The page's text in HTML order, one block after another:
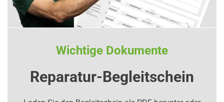
Wichtige Dokumente
Reparatur-Begleitschein